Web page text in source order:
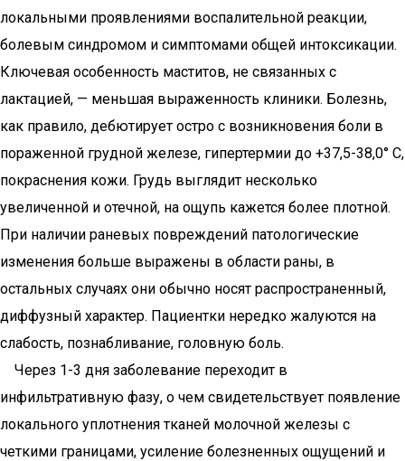
локальными проявлениями воспалительной реакции,
болевым синдромом и симптомами общей интоксикации.
Ключевая особенность маститов, не связанных с
лактацией, — меньшая выраженность клиники. Болезнь,
как правило, дебютирует остро с возникновения боли в
пораженной грудной железе, гипертермии до +37,5-38,0° С,
покраснения кожи. Грудь выглядит несколько
увеличенной и отечной, на ощупь кажется более плотной.
При наличии раневых повреждений патологические
изменения больше выражены в области раны, в
остальных случаях они обычно носят распространенный,
диффузный характер. Пациентки нередко жалуются на
слабость, познабливание, головную боль.
Через 1-3 дня заболевание переходит в
инфильтративную фазу, о чем свидетельствует появление
локального уплотнения тканей молочной железы с
четкими границами, усиление болезненных ощущений и